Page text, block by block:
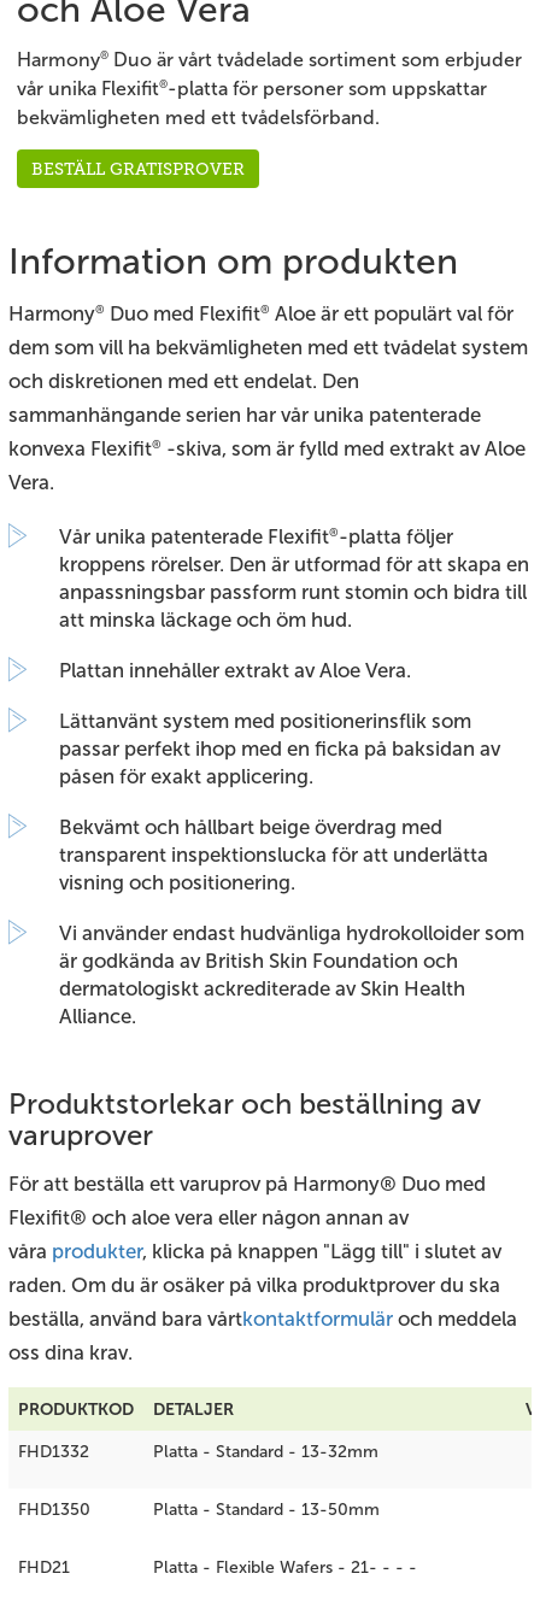
och Aloe Vera
Harmony®
Duo är vårt tvådelade sortiment som erbjuder
vår unika Flexifit®-platta för personer som uppskattar
bekvämligheten med ett tvådelsförband.
BESTÄLL GRATISPROVER
Information om produkten
Harmony® Duo med Flexifit® Aloe är ett populärt val för
dem som vill ha bekvämligheten med ett tvådelat system
och diskretionen med ett endelat. Den
sammanhängande serien har vår unika patenterade
konvexa Flexifit® -skiva, som är fylld med extrakt av Aloe
Vera.
Vår unika patenterade Flexifit® -platta följer
kroppens rörelser. Den är utformad för att skapa en
anpassningsbar passform runt stomin och bidra till
att minska läckage och öm hud.
Plattan innehåller extrakt av Aloe Vera.
Lättanvänt system med positionerinsflik som
passar perfekt ihop med en ficka på baksidan av
påsen för exakt applicering.
Bekvämt och hållbart beige överdrag med
transparent inspektionslucka för att underlätta
visning och positionering.
Vi använder endast hudvänliga hydrokolloider som
är godkända av British Skin Foundation och
dermatologiskt ackrediterade av Skin Health
Alliance.
Produktstorlekar och beställning av
varuprover
För att beställa ett varuprov på Harmony® Duo med
Flexifit® och aloe vera eller någon annan av
våra produkter, klicka på knappen "Lägg till" i slutet av
raden. Om du är osäker på vilka produktprover du ska
beställa, använd bara vårtkontaktformulär och meddela
oss dina krav.
PRODUKTKOD DETALJER
FHD1332 Platta - Standard - 13-32mm
FHD1350 Platta - Standard - 13-50mm
FHD21 Platta - Flexible Wafers - 21- - - -